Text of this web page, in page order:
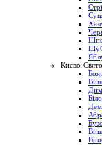
Києво-